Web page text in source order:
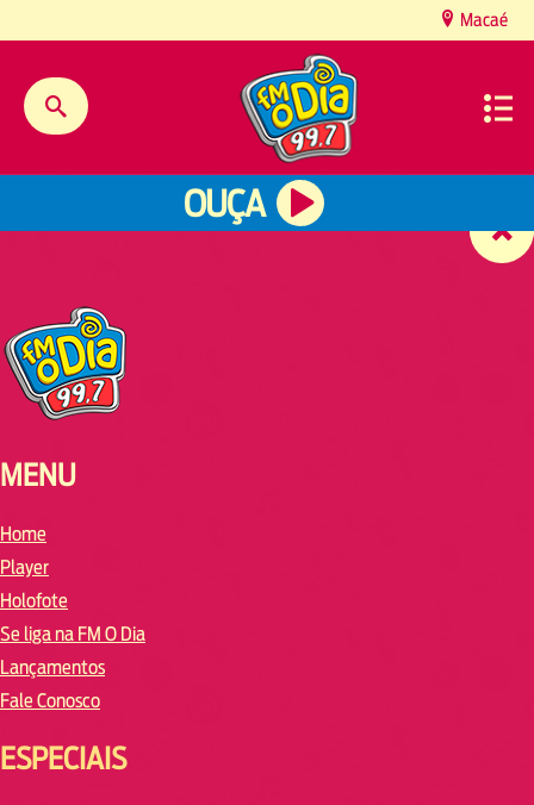
Macaé
OUÇA
MENU
Home
Player
Holofote
Se liga na FM O Dia
Lançamentos
Fale Conosco
ESPECIAIS